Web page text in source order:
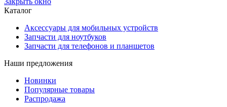
Каталог
Аксессуары для мобильных устройств
Запчасти для ноутбуков
Запчасти для телефонов и планшетов
Наши предложения
Новинки
Популярные товары
Распродажа